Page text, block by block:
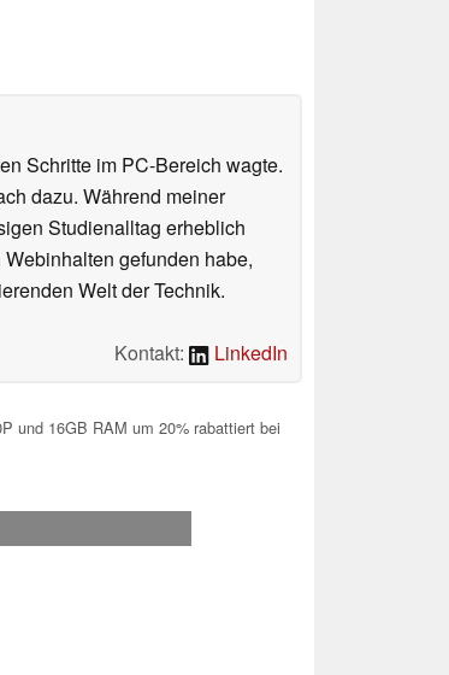
Schritte im PC-Bereich wagte.
dazu. Während meiner
Studienalltag erheblich
gefunden habe,
Welt der Technik.
Kontakt:
LinkedIn
und 16GB RAM um 20% rabattiert bei